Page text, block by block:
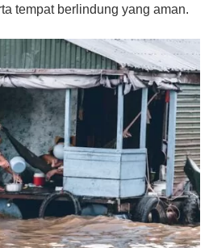
tempat berlindung yang aman.